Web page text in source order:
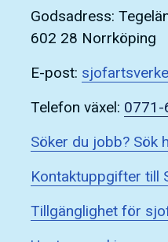
Godsadress:
602 28 Norrköping
E-post:
Telefon växel: 0771-
Söker du jobb? Sök
Kontaktuppgifter till
Tillgänglighet för